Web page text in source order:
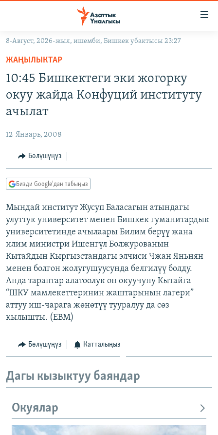
Навигацияга
өтүңүз
салыңыз
МАДАНИЯТ
УКРАИНА
ТВ ПРОГРАММАЛАР
БҮГҮН АЗАТТЫКТА
ДАНИСТЕ
АЗАТТЫК+
ЫҢГАЙСЫЗ СУРООЛОР
ПОДКАСТ
ОНЛАЙН ШЕРИНЕ
ЭЕ/АРнун бардык сайттары
8-Август, 2026-жыл, ишемби, Бишкек убактысы 23:27
ЖАҢЫЛЫКТАР
10:45 Бишкектеги эки жогорку
окуу жайда Конфуций институту
ачылат
12-Январь, 2008
Бөлүшүңүз
Бизди Google'дан табыңыз
Мындай институт Жусуп Баласагын атындагы
улуттук университет менен Бишкек гуманитардык
университетинде ачылаары Билим берүү жана
илим министри Ишенгүл Болжурованын
Кытайдын Кыргызстандагы элчиси Чжан Яньнян
менен болгон жолугушуусунда белгилүү болду.
Анда тараптар алатоолук он окуучуну Кытайга
“ШКУ мамлекеттеринин жаштарынын лагери”
аттуу иш-чарага жөнөтүү тууралуу да сөз
кылышты. (EBM)
Бөлүшүңүз Катталыңыз
Дагы кызыктуу баяндар
Окуялар